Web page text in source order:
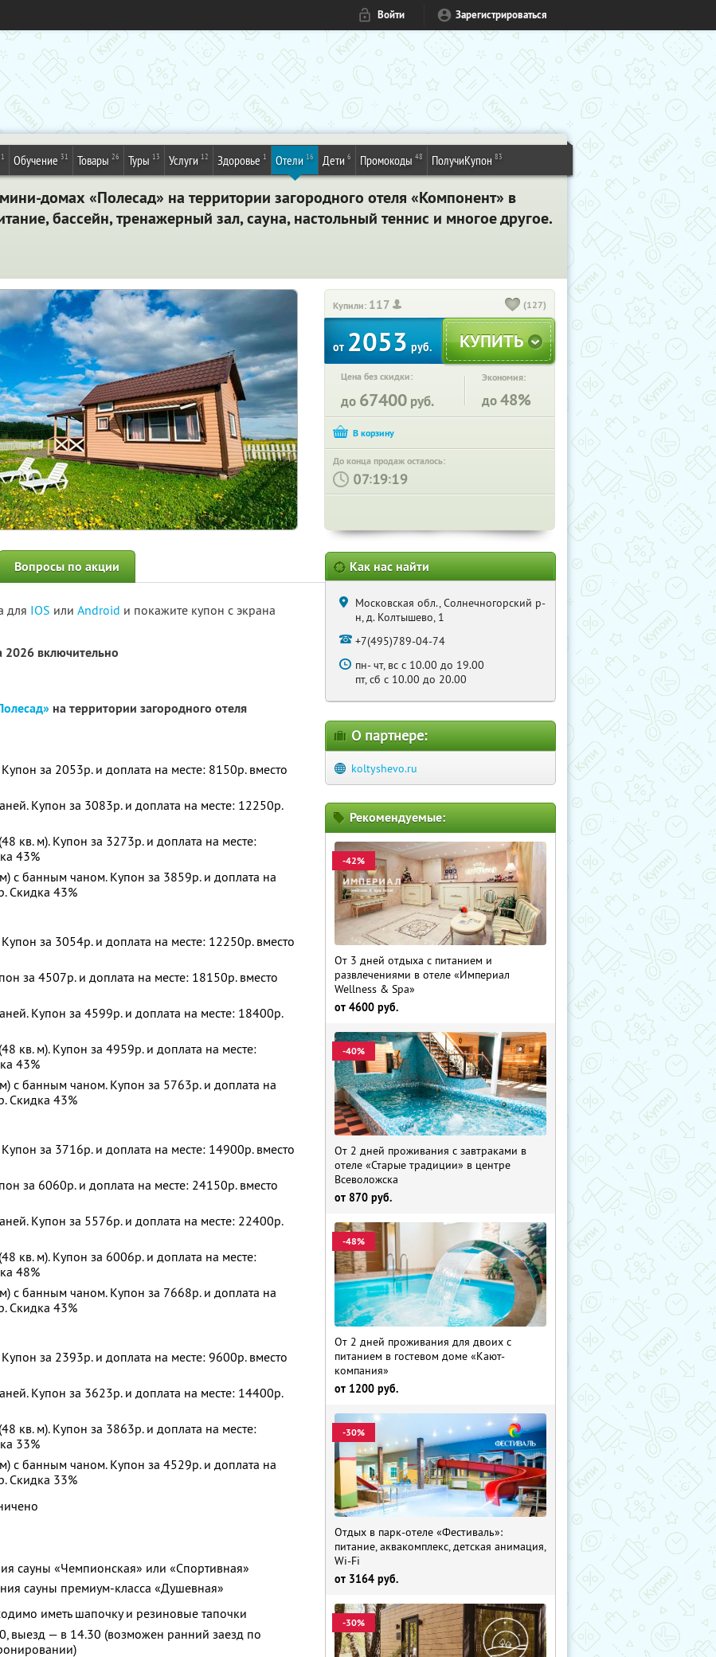
Войти Зарегистрироваться
1 Обучение 31 Товары 26 Туры 13 Услуги 12 Здоровье 1 Отели 16 Дети 6 Промокоды 48 ПолучиКупон 83
домах «Полесад» на территории загородного отеля «Компонент» в
бассейн, тренажерный зал, сауна, настольный теннис и многое другое.
Купили: 117 (127)
от 2053 руб.
Цена без скидки:
до 67400 руб.
Экономия:
до48%
До конца продаж осталось:
: :
Вопросы по акции
для IOS или Android и покажите купон с экрана
2026 включительно
на территории загородного отеля
за 2053р. и доплата на месте: 8150р. вместо
Купон за 3083р. и доплата на месте: 12250р.
кв. м). Купон за 3273р. и доплата на месте:
43%
банным чаном. Купон за 3859р. и доплата на
Скидка 43%
за 3054р. и доплата на месте: 12250р. вместо
за 4507р. и доплата на месте: 18150р. вместо
Купон за 4599р. и доплата на месте: 18400р.
кв. м). Купон за 4959р. и доплата на месте:
43%
банным чаном. Купон за 5763р. и доплата на
Скидка 43%
за 3716р. и доплата на месте: 14900р. вместо
за 6060р. и доплата на месте: 24150р. вместо
Купон за 5576р. и доплата на месте: 22400р.
кв. м). Купон за 6006р. и доплата на месте:
48%
банным чаном. Купон за 7668р. и доплата на
Скидка 43%
за 2393р. и доплата на месте: 9600р. вместо
Купон за 3623р. и доплата на месте: 14400р.
кв. м). Купон за 3863р. и доплата на месте:
33%
банным чаном. Купон за 4529р. и доплата на
Скидка 33%
сауны «Чемпионская» или «Спортивная»
сауны премиум-класса «Душевная»
иметь шапочку и резиновые тапочки
выезд — в 14.30 (возможен ранний заезд по
Как нас найти
Московская обл., Солнечногорский р-
н, д. Колтышево, 1
+7(495)789-04-74
пн- чт, вс с 10.00 до 19.00
пт, сб с 10.00 до 20.00
О партнере:
koltyshevo.ru
Рекомендуемые:
-42%
От 3 дней отдыха с питанием и
развлечениями в отеле «Империал
Wellness & Spa»
от 4600 руб.
-40%
От 2 дней проживания с завтраками в
отеле «Старые традиции» в центре
Всеволожска
от 870 руб.
-48%
От 2 дней проживания для двоих с
питанием в гостевом доме «Кают-
компания»
от 1200 руб.
-30%
Отдых в парк-отеле «Фестиваль»:
питание, аквакомплекс, детская анимация,
Wi-Fi
от 3164 руб.
-30%